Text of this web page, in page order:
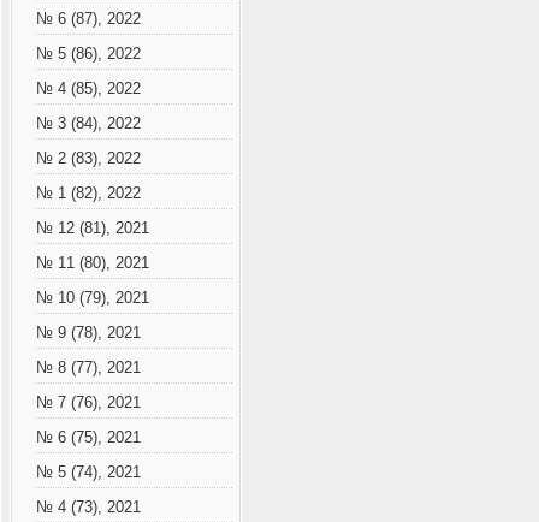
№ 6 (87), 2022
№ 5 (86), 2022
№ 4 (85), 2022
№ 3 (84), 2022
№ 2 (83), 2022
№ 1 (82), 2022
№ 12 (81), 2021
№ 11 (80), 2021
№ 10 (79), 2021
№ 9 (78), 2021
№ 8 (77), 2021
№ 7 (76), 2021
№ 6 (75), 2021
№ 5 (74), 2021
№ 4 (73), 2021